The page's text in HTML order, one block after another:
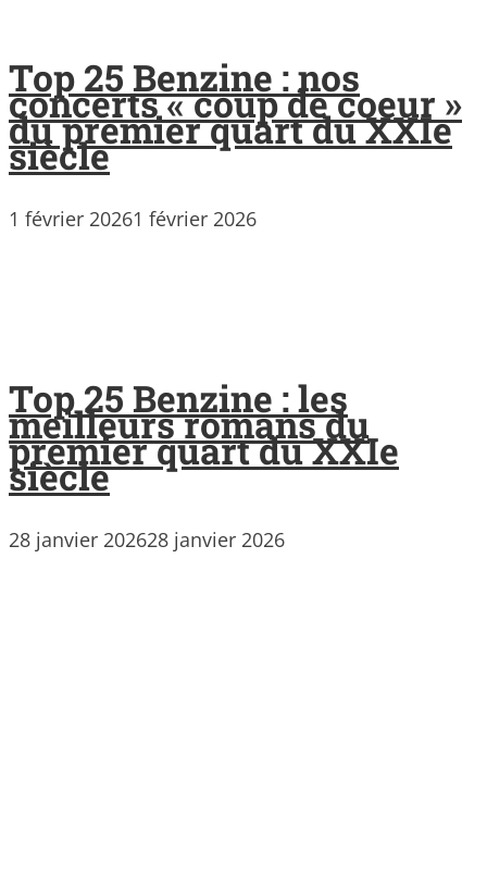
Top 25 Benzine : nos
concerts « coup de coeur »
du premier quart du XXIe
siècle
1 février 20261 février 2026
Top 25 Benzine : les
meilleurs romans du
premier quart du XXIe
siècle
28 janvier 202628 janvier 2026